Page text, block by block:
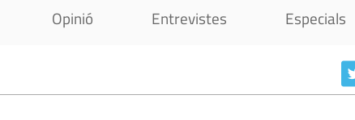
Opinió Entrevistes Especials